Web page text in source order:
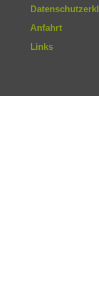
Anfahrt
Links